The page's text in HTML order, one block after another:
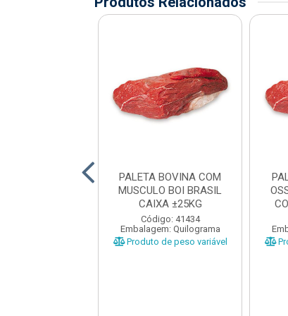
PALETA BOVINA COM
MUSCULO BOI BRASIL
CAIXA ±25KG
Código: 41434
Embalagem: Quilograma
Produto de peso variável